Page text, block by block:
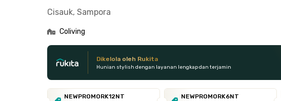
Cisauk, Sampora
Coliving
Dikelola oleh Rukita
Hunian stylish dengan layanan lengkap dan terjamin
NEWPROMORK12NT
NEWPROMORK6NT